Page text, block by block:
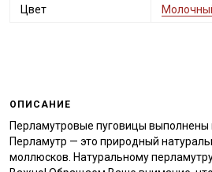
Цвет
ОПИСАНИЕ
Перламутровые пуговицы выполнены
Перламутр — это природный
моллюсков. Натуральному